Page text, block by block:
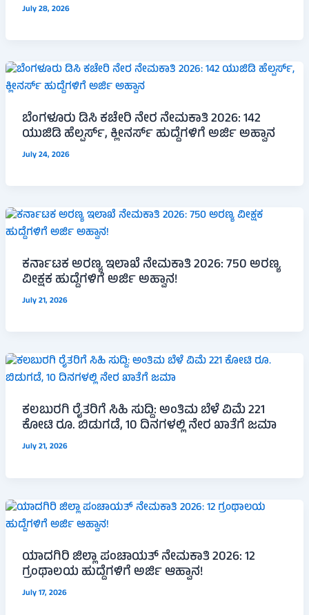
July 28, 2026
ಬೆಂಗಳೂರು ಡಿಸಿ ಕಚೇರಿ ನೇರ ನೇಮಕಾತಿ 2026: 142
ಯುಜಿಡಿ ಹೆಲ್ಪರ್ಸ್, ಕ್ಲೀನರ್ಸ್ ಹುದ್ದೆಗಳಿಗೆ ಅರ್ಜಿ ಅಹ್ವಾನ
July 24, 2026
ಕರ್ನಾಟಕ ಅರಣ್ಯ ಇಲಾಖೆ ನೇಮಕಾತಿ 2026: 750 ಅರಣ್ಯ
ವೀಕ್ಷಕ ಹುದ್ದೆಗಳಿಗೆ ಅರ್ಜಿ ಅಹ್ವಾನ!
July 21, 2026
ಕಲಬುರಗಿ ರೈತರಿಗೆ ಸಿಹಿ ಸುದ್ದಿ: ಅಂತಿಮ ಬೆಳೆ ವಿಮೆ 221
ಕೋಟಿ ರೂ. ಬಿಡುಗಡೆ, 10 ದಿನಗಳಲ್ಲಿ ನೇರ ಖಾತೆಗೆ ಜಮಾ
July 21, 2026
ಯಾದಗಿರಿ ಜಿಲ್ಲಾ ಪಂಚಾಯತ್ ನೇಮಕಾತಿ 2026: 12
ಗ್ರಂಥಾಲಯ ಹುದ್ದೆಗಳಿಗೆ ಅರ್ಜಿ ಆಹ್ವಾನ!
July 17, 2026